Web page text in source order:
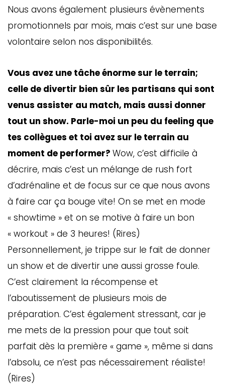
Nous avons également plusieurs évènements
promotionnels par mois, mais c’est sur une base
volontaire selon nos disponibilités.
Vous avez une tâche énorme sur le terrain;
celle de divertir bien sûr les partisans qui sont
venus assister au match, mais aussi donner
tout un show. Parle-moi un peu du feeling que
tes collègues et toi avez sur le terrain au
moment de performer? Wow, c’est difficile à
décrire, mais c’est un mélange de rush fort
d’adrénaline et de focus sur ce que nous avons
à faire car ça bouge vite! On se met en mode
« showtime » et on se motive à faire un bon
« workout » de 3 heures! (Rires)
Personnellement, je trippe sur le fait de donner
un show et de divertir une aussi grosse foule.
C’est clairement la récompense et
l’aboutissement de plusieurs mois de
préparation. C’est également stressant, car je
me mets de la pression pour que tout soit
parfait dès la première « game », même si dans
l’absolu, ce n’est pas nécessairement réaliste!
(Rires)